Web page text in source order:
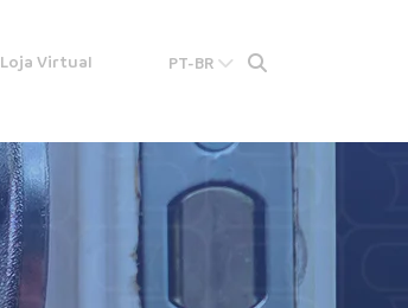
Loja Virtual PT-BR